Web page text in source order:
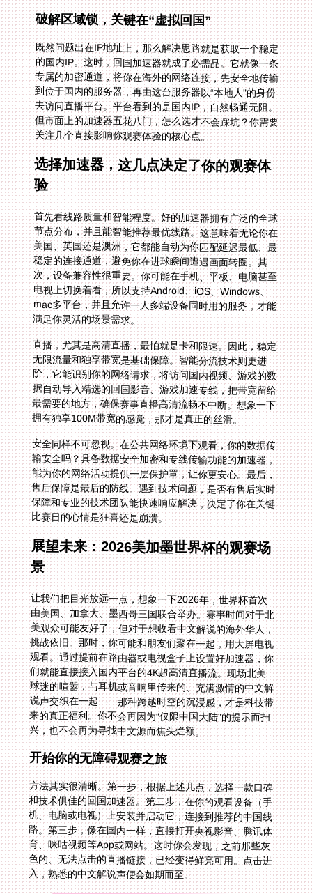
破解区域锁，关键在“虚拟回国”
既然问题出在IP地址上，那么解决思路就是获取一个稳定
的国内IP。这时，回国加速器就成了必需品。它就像一条
专属的加密通道，将你在海外的网络连接，先安全地传输
到位于国内的服务器，再由这台服务器以“本地人”的身份
去访问直播平台。平台看到的是国内IP，自然畅通无阻。
但市面上的加速器五花八门，怎么选才不会踩坑？你需要
关注几个直接影响你观赛体验的核心点。
选择加速器，这几点决定了你的观赛体
验
首先看线路质量和智能程度。好的加速器拥有广泛的全球
节点分布，并且能智能推荐最优线路。这意味着无论你在
美国、英国还是澳洲，它都能自动为你匹配延迟最低、最
稳定的连接通道，避免你在进球瞬间遭遇画面转圈。其
次，设备兼容性很重要。你可能在手机、平板、电脑甚至
电视上切换着看，所以支持Android、iOS、Windows、
mac多平台，并且允许一人多端设备同时用的服务，才能
满足你灵活的场景需求。
直播，尤其是高清直播，最怕就是卡和限速。因此，稳定
无限流量和独享带宽是基础保障。智能分流技术则更进
阶，它能识别你的网络请求，将访问国内视频、游戏的数
据自动导入精选的回国影音、游戏加速专线，把带宽留给
最需要的地方，确保赛事直播高清流畅不中断。想象一下
拥有独享100M带宽的感觉，那才是真正的丝滑。
安全同样不可忽视。在公共网络环境下观看，你的数据传
输安全吗？具备数据安全加密和专线传输功能的加速器，
能为你的网络活动提供一层保护罩，让你更安心。最后，
售后保障是最后的防线。遇到技术问题，是否有售后实时
保障和专业的技术团队能快速响应解决，决定了你在关键
比赛日的心情是狂喜还是崩溃。
展望未来：2026美加墨世界杯的观赛场
景
让我们把目光放远一点，想象一下2026年，世界杯首次
由美国、加拿大、墨西哥三国联合举办。赛事时间对于北
美观众可能友好了，但对于想收看中文解说的海外华人，
挑战依旧。那时，你可能和朋友们聚在一起，用大屏电视
观看。通过提前在路由器或电视盒子上设置好加速器，你
们就能直接接入国内平台的4K超高清直播流。现场北美
球迷的喧嚣，与耳机或音响里传来的、充满激情的中文解
说声交织在一起——那种跨越时空的沉浸感，才是科技带
来的真正福利。你不会再因为“仅限中国大陆”的提示而扫
兴，也不会再为寻找中文源而焦头烂额。
开始你的无障碍观赛之旅
方法其实很清晰。第一步，根据上述几点，选择一款口碑
和技术俱佳的回国加速器。第二步，在你的观看设备（手
机、电脑或电视）上安装并启动它，连接到推荐的中国线
路。第三步，像在国内一样，直接打开央视影音、腾讯体
育、咪咕视频等App或网站。这时你会发现，之前那些灰
色的、无法点击的直播链接，已经变得鲜亮可用。点击进
入，熟悉的中文解说声便会如期而至。